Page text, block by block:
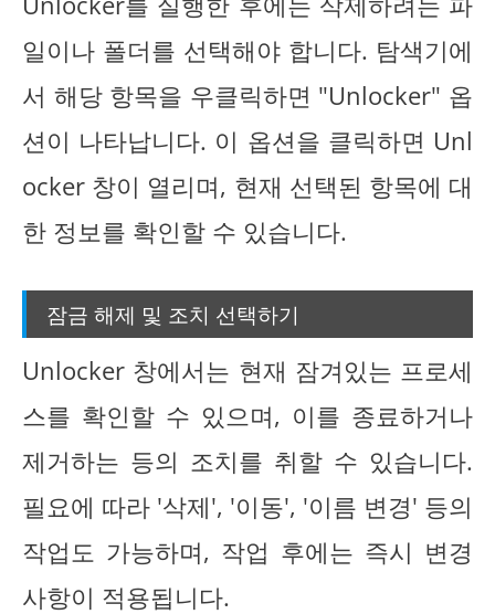
일이나 폴더를 선택해야 합니다. 탐색기에
서 해당 항목을 우클릭하면 "Unlocker" 옵
션이 나타납니다. 이 옵션을 클릭하면 Unl
ocker 창이 열리며, 현재 선택된 항목에 대
한 정보를 확인할 수 있습니다.
잠금 해제 및 조치 선택하기
Unlocker 창에서는 현재 잠겨있는 프로세
스를 확인할 수 있으며, 이를 종료하거나
제거하는 등의 조치를 취할 수 있습니다.
필요에 따라 '삭제', '이동', '이름 변경' 등의
작업도 가능하며, 작업 후에는 즉시 변경
사항이 적용됩니다.